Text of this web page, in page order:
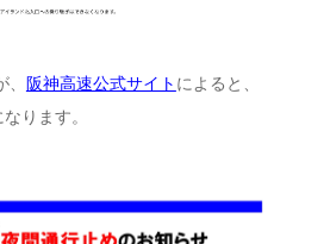
阪神高速公式サイト によると、
なります。